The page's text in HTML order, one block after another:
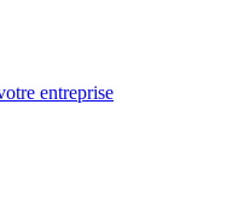
entreprise